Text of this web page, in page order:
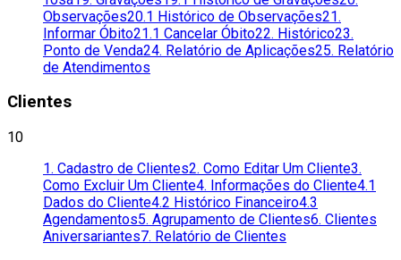
Observações20.1 Histórico de Observações21.
Informar Óbito21.1 Cancelar Óbito22. Histórico23.
Ponto de Venda24. Relatório de Aplicações25. Relatório
de Atendimentos
Clientes
10
1. Cadastro de Clientes2. Como Editar Um Cliente3.
Como Excluir Um Cliente4. Informações do Cliente4.1
Dados do Cliente4.2 Histórico Financeiro4.3
Agendamentos5. Agrupamento de Clientes6. Clientes
Aniversariantes7. Relatório de Clientes